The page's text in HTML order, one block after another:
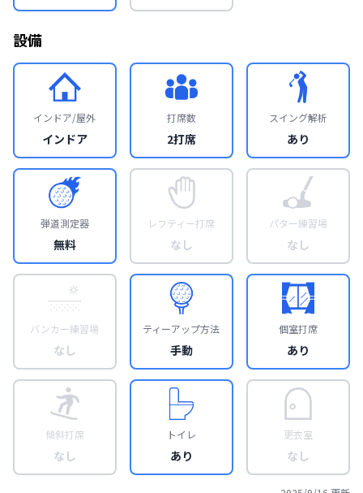
設備
インドア/屋外
インドア
打席数
2打席
スイング解析
あり
弾道測定器
無料
レフティー打席
なし
パター練習場
なし
バンカー練習場
なし
ティーアップ方法
手動
個室打席
あり
傾斜打席
なし
トイレ
あり
更衣室
なし